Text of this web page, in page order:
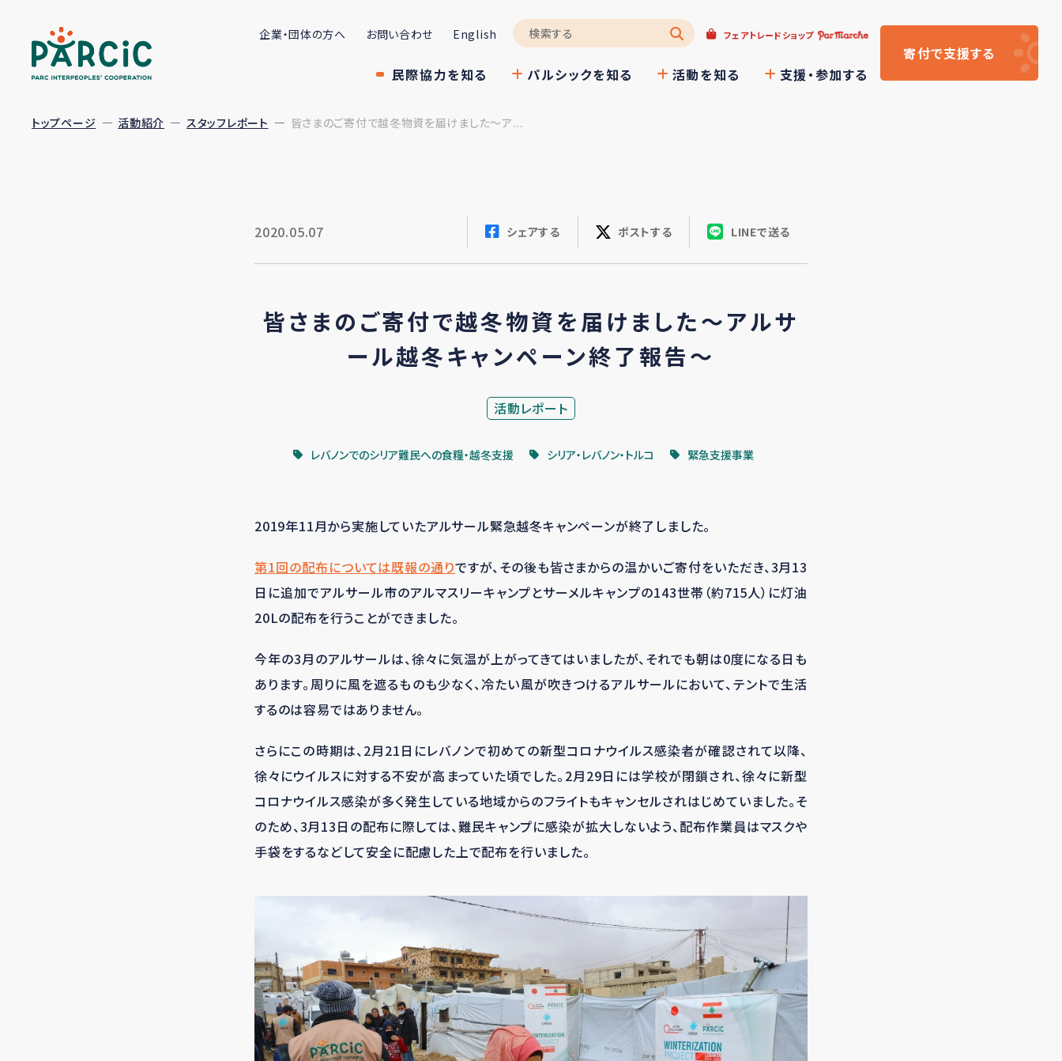
企業・団体の方へ お問い合わせ English フェアトレードショップ
民際協力を知る パルシックを知る 活動を知る 支援・参加する
寄付で支援する
トップページ 活動紹介 スタッフレポート 皆さまのご寄付で越冬物資を届けました～ア...
2020.05.07 シェアする ポストする LINEで送る
皆さまのご寄付で越冬物資を届けました～アルサ
ール越冬キャンペーン終了報告～
活動レポート
レバノンでのシリア難民への食糧・越冬支援 シリア・レバノン・トルコ 緊急支援事業
2019年11月から実施していたアルサール緊急越冬キャンペーンが終了しました。
第1回の配布については既報の通りですが、その後も皆さまからの温かいご寄付をいただき、3月13
日に追加でアルサール市のアルマスリーキャンプとサーメルキャンプの143世帯（約715人）に灯油
20Lの配布を行うことができました。
今年の3月のアルサールは、徐々に気温が上がってきてはいましたが、それでも朝は0度になる日も
あります。周りに風を遮るものも少なく、冷たい風が吹きつけるアルサールにおいて、テントで生活
するのは容易ではありません。
さらにこの時期は、2月21日にレバノンで初めての新型コロナウイルス感染者が確認されて以降、
徐々にウイルスに対する不安が高まっていた頃でした。2月29日には学校が閉鎖され、徐々に新型
コロナウイルス感染が多く発生している地域からのフライトもキャンセルされはじめていました。そ
のため、3月13日の配布に際しては、難民キャンプに感染が拡大しないよう、配布作業員はマスクや
手袋をするなどして安全に配慮した上で配布を行いました。